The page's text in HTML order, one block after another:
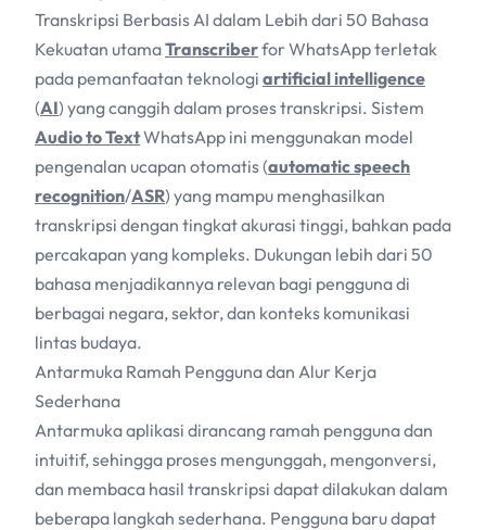
Transkripsi Berbasis AI dalam Lebih dari 50 Bahasa
Kekuatan utamaTranscriberfor WhatsApp terletak
pada pemanfaatan teknologi artificial intelligence
(AI) yang canggih dalam proses transkripsi. Sistem
Audio to TextWhatsApp ini menggunakan model
pengenalan ucapan otomatis (automatic speech
recognition/ASR) yang mampu menghasilkan
transkripsi dengan tingkat akurasi tinggi, bahkan pada
percakapan yang kompleks. Dukungan lebih dari 50
bahasa menjadikannya relevan bagi pengguna di
berbagai negara, sektor, dan konteks komunikasi
lintas budaya.
Antarmuka Ramah Pengguna dan Alur Kerja
Sederhana
Antarmuka aplikasi dirancang ramah pengguna dan
intuitif, sehingga proses mengunggah, mengonversi,
dan membaca hasil transkripsi dapat dilakukan dalam
beberapa langkah sederhana. Pengguna baru dapat